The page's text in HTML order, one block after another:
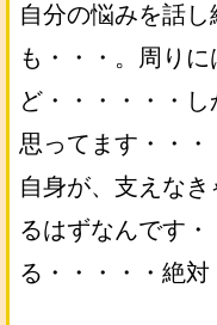
自分の悩みを話
も・・・。周り
ど・・・・・・
思ってます・・
自身が、支えな
るはずなんです
る・・・・・絶対